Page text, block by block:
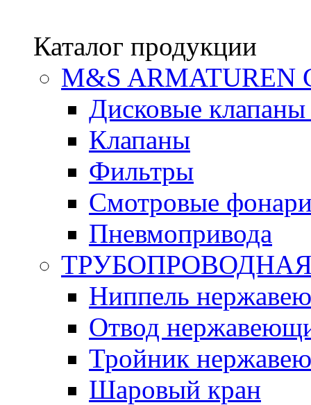
Каталог продукции
М&S ARMATUREN
Дисковые
Клапаны
Фильтры
Смотровые
Пневмопривода
Ниппель
Отвод
Тройник
Шаровый кран